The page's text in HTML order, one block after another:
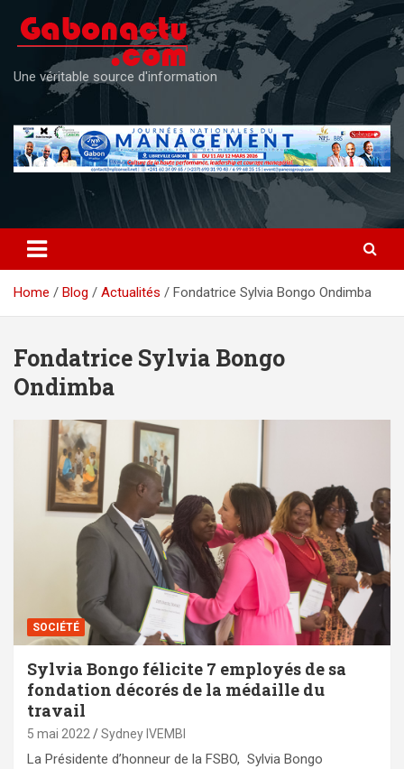
content
Une véritable source d'information
Home Blog Actualités Fondatrice Sylvia Bongo Ondimba
Fondatrice Sylvia Bongo
Ondimba
SOCIÉTÉ
Sylvia Bongo félicite 7 employés de sa
fondation décorés de la médaille du
travail
5 mai 2022 Sydney IVEMBI
La Présidente d’honneur de la FSBO, Sylvia Bongo